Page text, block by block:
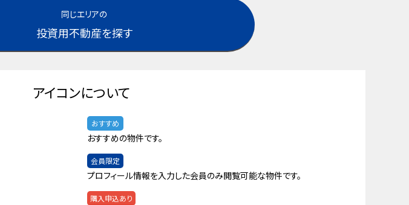
同じエリアの
投資用不動産を探す
アイコンについて
おすすめ
おすすめの物件です。
会員限定
プロフィール情報を入力した会員のみ閲覧可能な物件です。
購入申込あり